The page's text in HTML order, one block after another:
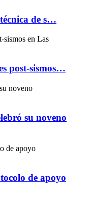
de s…
post-sismos…
su noveno
de apoyo